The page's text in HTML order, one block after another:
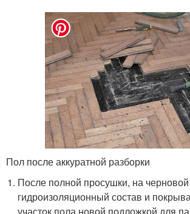
Пол после аккуратной разборки
После полной просушки, на
гидроизоляционный состав и